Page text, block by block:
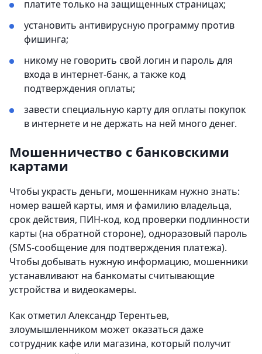
платите только на защищенных страницах;
установить антивирусную программу против
фишинга;
никому не говорить свой логин и пароль для
входа в интернет-банк, а также код
подтверждения оплаты;
завести специальную карту для оплаты покупок
в интернете и не держать на ней много денег.
Мошенничество с банковскими
картами
Чтобы украсть деньги, мошенникам нужно знать:
номер вашей карты, имя и фамилию владельца,
срок действия, ПИН-код, код проверки подлинности
карты (на обратной стороне), одноразовый пароль
(SMS-сообщение для подтверждения платежа).
Чтобы добывать нужную информацию, мошенники
устанавливают на банкоматы считывающие
устройства и видеокамеры.
Как отметил Александр Терентьев,
злоумышленником может оказаться даже
сотрудник кафе или магазина, который получит